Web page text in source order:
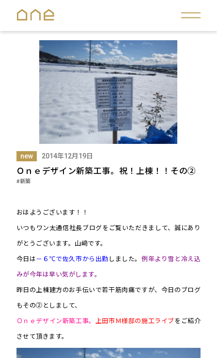
new 2014年12月19日
Ｏｎｅデザイン新築工事。祝！上棟！！その②
#新築
おはようございます！！
いつもワン太通信社長ブログをご覧いただきまして、誠にあり
がとうございます。山﨑です。
今日は－６℃で佐久市から出勤 しました。例年より雪と冷え込
みが今年は早い気がします。
昨日の上棟建方のお手伝いで若干筋肉痛ですが、今日のブログ
もその②としまして、
Ｏｎｅデザイン新築工事。 上田市Ｍ様邸の施工ライブをご紹介
させて頂きます。